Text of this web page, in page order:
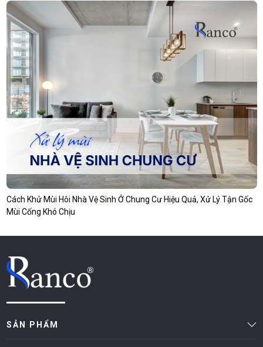
Cách Khử Mùi Hôi Nhà Vệ Sinh Ở Chung Cư Hiệu Quả, Xử Lý Tận Gốc
Mùi Cống Khó Chịu
SẢN PHẨM